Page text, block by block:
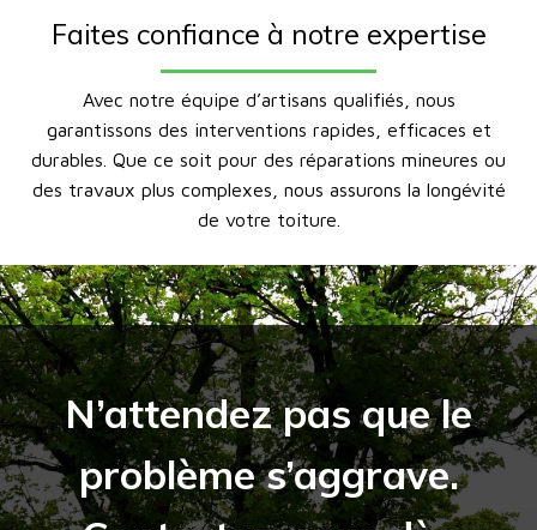
Faites confiance à notre expertise
Avec notre équipe d’artisans qualifiés, nous
garantissons des interventions rapides, efficaces et
durables. Que ce soit pour des réparations mineures ou
des travaux plus complexes, nous assurons la longévité
de votre toiture.
N’attendez pas que le
problème s’aggrave.